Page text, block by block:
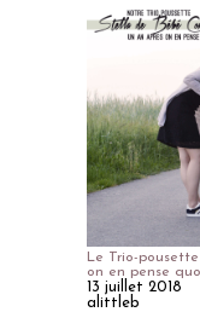
Le Trio-
on en pense
13 juillet 2018
alittleb